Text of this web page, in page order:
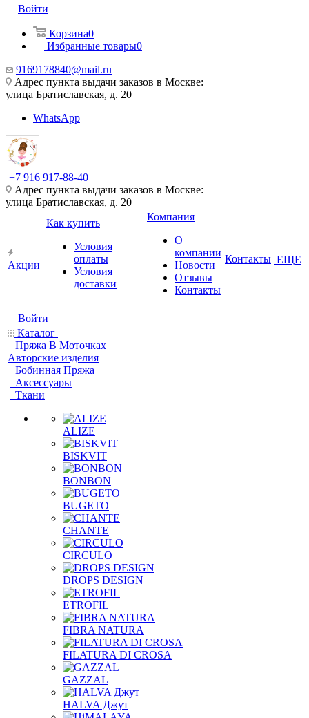
Войти
Корзина0
Избранные товары0
9169178840@mail.ru
Адрес пункта выдачи заказов в Москве:
улица Братиславская, д. 20
WhatsApp
+7 916 917-88-40
Адрес пункта выдачи заказов в Москве:
улица Братиславская, д. 20
Акции
Как купить
Условия
оплаты
Условия
доставки
Компания
О
компании
Новости
Отзывы
Контакты
Контакты
+
ЕЩЕ
Войти
Каталог
Пряжа В Моточках
Авторские изделия
Бобинная Пряжа
Аксессуары
Ткани
ALIZE
BISKVIT
BONBON
BUGETO
CHANTE
CIRCULO
DROPS DESIGN
ETROFIL
FIBRA NATURA
FILATURA DI CROSA
GAZZAL
HALVA Джут